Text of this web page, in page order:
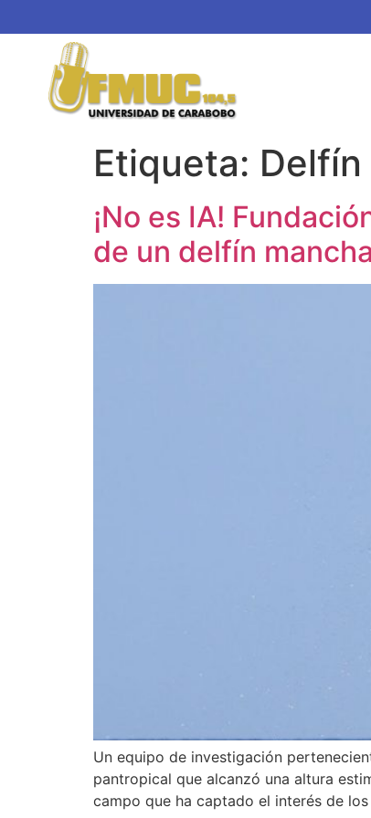
Etiqueta:
¡No es IA!
de un delfín
Un equipo de investigación
pantropical que alcanzó una altura
campo que ha captado el interés de